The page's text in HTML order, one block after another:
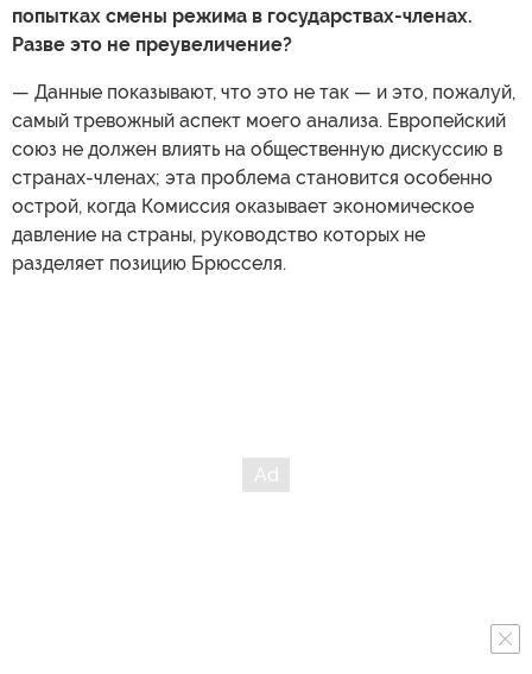
попытках смены режима в государствах-членах.
Разве это не преувеличение?
— Данные показывают, что это не так — и это, пожалуй,
самый тревожный аспект моего анализа. Европейский
союз не должен влиять на общественную дискуссию в
странах-членах; эта проблема становится особенно
острой, когда Комиссия оказывает экономическое
давление на страны, руководство которых не
разделяет позицию Брюсселя.